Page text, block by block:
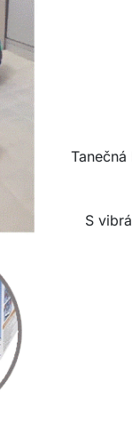
S